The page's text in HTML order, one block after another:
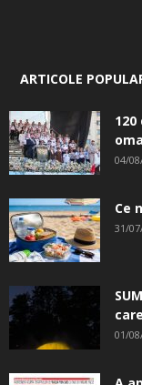
ARTICOLE
04/
Ce
31/
01/